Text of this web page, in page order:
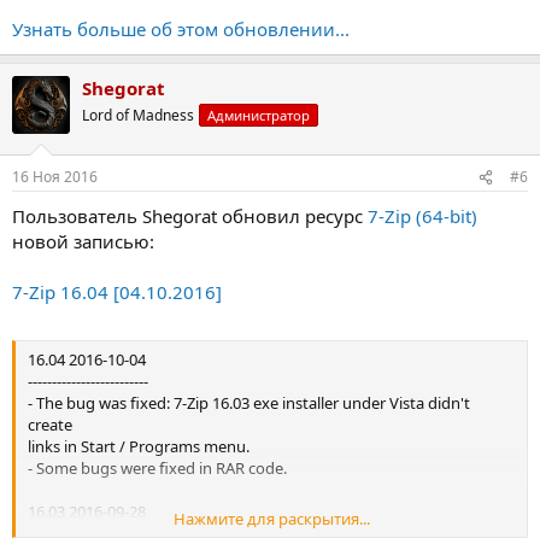
Узнать больше об этом обновлении...
Shegorat
Lord of Madness Администратор
16 Ноя 2016 #6
Пользователь Shegorat обновил ресурс 7-Zip (64-bit)
новой записью:
7-Zip 16.04 [04.10.2016]
16.04 2016-10-04
-------------------------
- The bug was fixed: 7-Zip 16.03 exe installer under Vista didn't
create
links in Start / Programs menu.
- Some bugs were fixed in RAR code.
16.03 2016-09-28
-------------------------
Нажмите для раскрытия...